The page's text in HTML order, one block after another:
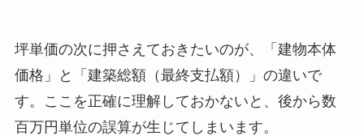
坪単価の次に押さえておきたいのが、「建物本体
価格」と「建築総額（最終支払額）」の違いで
す。ここを正確に理解しておかないと、後から数
百万円単位の誤算が生じてしまいます。